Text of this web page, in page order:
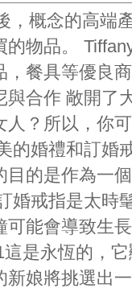
，概念的高端
物品。
餐具等優良
合作 敞開了
人？所以，你
的婚禮和訂婚
的是作為一
婚戒指是太時
能會導致生
是永恆的，
娘將挑選出